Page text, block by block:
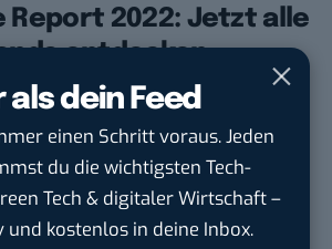
dein Feed
einen Schritt voraus. Jeden
du die wichtigsten Tech-
Tech & digitaler Wirtschaft –
und kostenlos in deine Inbox.
Report 2022: Jetzt alle
entdecken
2022 von Talkwalker
wie und warum Marken zu
und welche Marken zu den 50
Welt zählen. Wenn du erfahren
dahinter steckt, steht dir der